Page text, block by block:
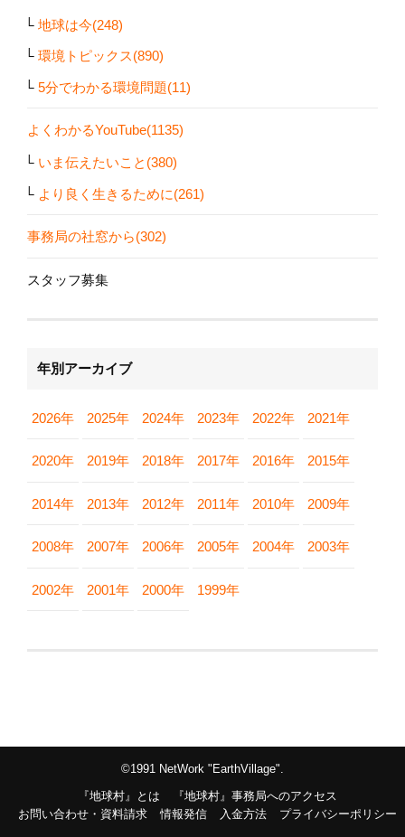
地球は今(248)
環境トピックス(890)
5分でわかる環境問題(11)
よくわかるYouTube(1135)
いま伝えたいこと(380)
より良く生きるために(261)
事務局の社窓から(302)
スタッフ募集
年別アーカイブ
2026年 2025年 2024年 2023年 2022年 2021年
2020年 2019年 2018年 2017年 2016年 2015年
2014年 2013年 2012年 2011年 2010年 2009年
2008年 2007年 2006年 2005年 2004年 2003年
2002年 2001年 2000年 1999年
©1991 NetWork "EarthVillage".
『地球村』とは
『地球村』事務局へのアクセス
お問い合わせ・資料請求
情報発信 入金方法 プライバシーポリシー